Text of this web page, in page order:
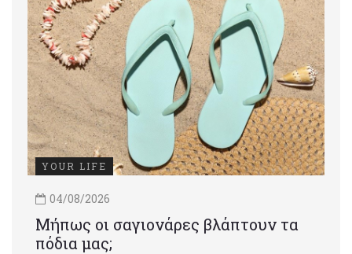
YOUR LIFE
04/08/2026
Μήπως οι σαγιονάρες βλάπτουν τα
πόδια μας;